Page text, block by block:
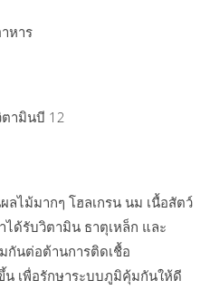
หาร
ตามินบี 12
ไม้มากๆ โฮลเกรน นม เนื้อสัตว์
ด้รับวิตามิน ธาตุเหล็ก และ
กันต่อต้านการติดเชื้อ
น เพื่อรักษาระบบภูมิคุ้มกันให้ดี